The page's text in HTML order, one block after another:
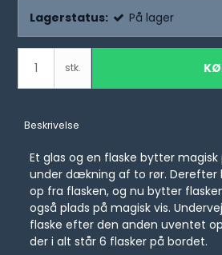
Lagerstatus: På lager
stk.
Beskrivelse
Et glas og en flaske bytter
under dækning af to rør.
op fra flasken, og nu bytter
også plads på magisk vis.
flaske efter den anden uventet
der i alt står 6 flasker på bordet.